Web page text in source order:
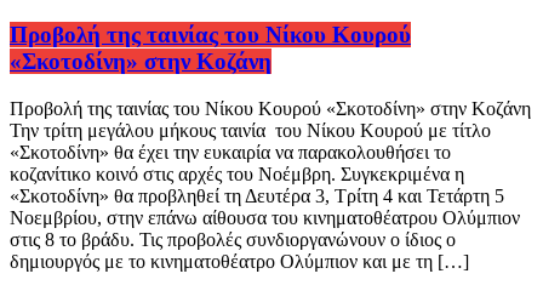
Προβολή της ταινίας του Νίκου Κουρού
«Σκοτοδίνη» στην Κοζάνη
Προβολή της ταινίας του Νίκου Κουρού «Σκοτοδίνη» στην Κοζάνη
Την τρίτη μεγάλου μήκους ταινία του Νίκου Κουρού με τίτλο
«Σκοτοδίνη» θα έχει την ευκαιρία να παρακολουθήσει το
κοζανίτικο κοινό στις αρχές του Νοέμβρη. Συγκεκριμένα η
«Σκοτοδίνη» θα προβληθεί τη Δευτέρα 3, Τρίτη 4 και Τετάρτη 5
Νοεμβρίου, στην επάνω αίθουσα του κινηματοθέατρου Ολύμπιον
στις 8 το βράδυ. Τις προβολές συνδιοργανώνουν ο ίδιος ο
δημιουργός με το κινηματοθέατρο Ολύμπιον και με τη […]